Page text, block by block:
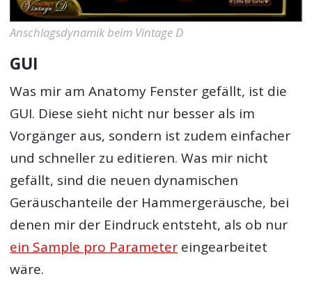
Anschlagsdynamik beim Vintage D
GUI
Was mir am Anatomy Fenster gefällt, ist die
GUI. Diese sieht nicht nur besser als im
Vorgänger aus, sondern ist zudem einfacher
und schneller zu editieren. Was mir nicht
gefällt, sind die neuen dynamischen
Geräuschanteile der Hammergeräusche, bei
denen mir der Eindruck entsteht, als ob nur
ein Sample pro Parameter eingearbeitet
wäre.